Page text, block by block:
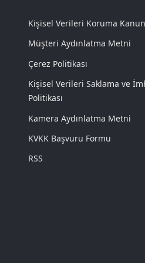
Kişisel Verileri Koruma
Müşteri Aydınlatma Metni
Çerez Politikası
Kişisel Verileri Saklama ve
Politikası
Kamera Aydınlatma Metni
KVKK Başvuru Formu
RSS